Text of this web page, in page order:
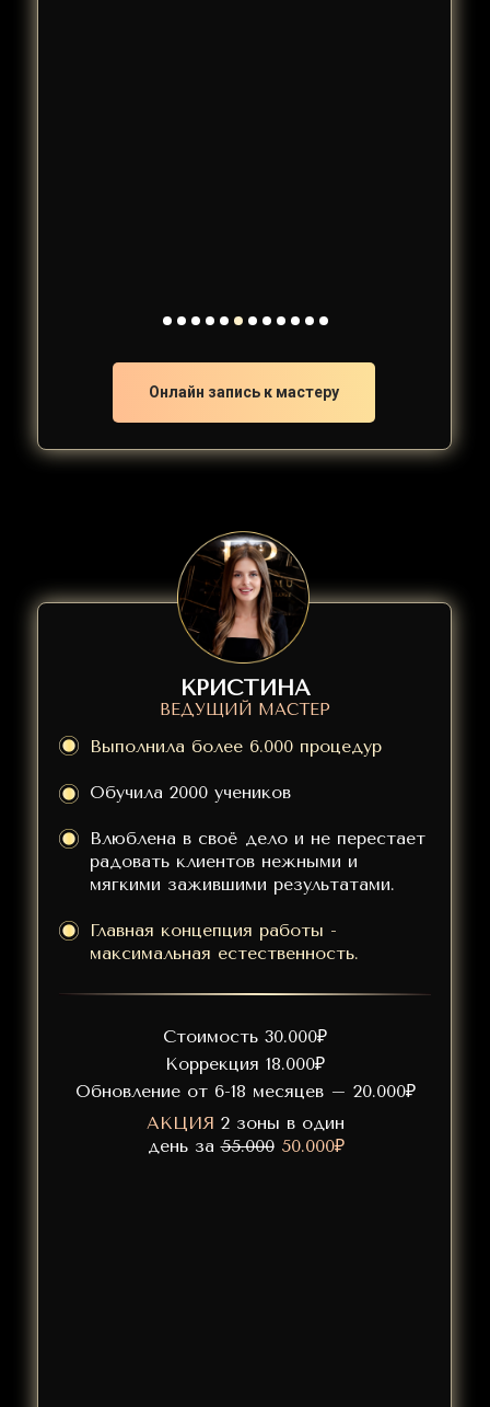
Онлайн запись к мастеру
Онлайн запись к мастеру
Любимые клиенты и близкие друзья
ведущей студии Москвы Ехрем РМU
В сфере перманентного макияжа
художественной татуировки более
года
В приятной атмосфере мы с Вами
природную индивидуальность и
Стоимость 18.000₽
Коррекция 10.000₽
ТОП МАСТЕР
КРИС
Выполнила более 6.000 процедур
Обучила 2000 учеников
Влюблена в своё дело и не перестает
радовать клиентов нежными и
мягкими зажившими результатами.
Главная концепция работы -
максимальная естественность.
ВЕДУЩИЙ МАСТЕР
КРИСТИНА
Стоимость 30.000₽
Коррекция 18.000₽
Обновление от 6-18 месяцев – 20.000₽
АКЦИЯ 2 зоны в один
день за55.000 50.000₽